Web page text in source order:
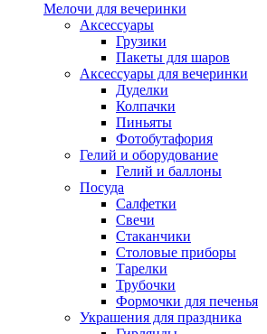
Мелочи для вечеринки
Аксессуары
Грузики
Пакеты для шаров
Аксессуары для вечеринки
Дуделки
Колпачки
Пиньяты
Фотобутафория
Гелий и оборудование
Гелий и баллоны
Посуда
Салфетки
Свечи
Стаканчики
Столовые приборы
Тарелки
Трубочки
Формочки для печенья
Украшения для праздника